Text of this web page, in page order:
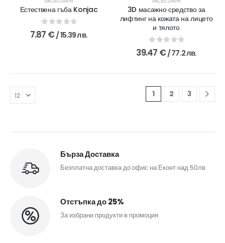
Естествена гъба Konjac
0 out of 5
7.87 € / 15.39 лв.
3D масажно средство за
лифтинг на кожата на лицето
и тялото
0out of 5
39.47 € / 77.2 лв.
1 2 3
Бърза Доставка
Безплатна доставка до офис на Еконт над 50лв
Отстъпка до 25%
За избрани продукти в промоция.